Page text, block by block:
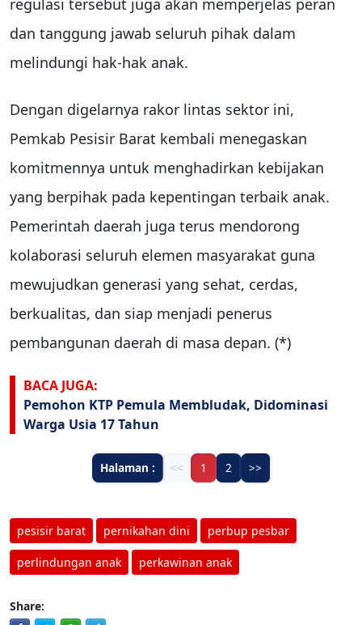
regulasi tersebut juga akan memperjelas peran
dan tanggung jawab seluruh pihak dalam
melindungi hak-hak anak.
Dengan digelarnya rakor lintas sektor ini,
Pemkab Pesisir Barat kembali menegaskan
komitmennya untuk menghadirkan kebijakan
yang berpihak pada kepentingan terbaik anak.
Pemerintah daerah juga terus mendorong
kolaborasi seluruh elemen masyarakat guna
mewujudkan generasi yang sehat, cerdas,
berkualitas, dan siap menjadi penerus
pembangunan daerah di masa depan. (*)
BACA JUGA:
Pemohon KTP Pemula Membludak, Didominasi
Warga Usia 17 Tahun
Halaman : << 1 2 >>
pesisir barat pernikahan dini perbup pesbar
perlindungan anak perkawinan anak
Share: